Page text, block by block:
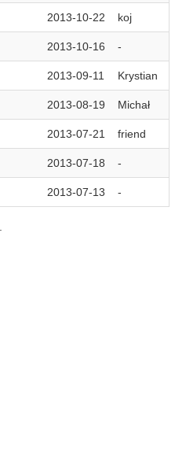
2013-10-22 koj
2013-10-16 -
2013-09-11 Krystian
2013-08-19 Michał
2013-07-21 friend
2013-07-18 -
2013-07-13 -